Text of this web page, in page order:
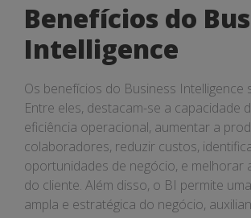
Benefícios do
Intelligence
Os benefícios do Business Intelligence
Entre eles, destacam-se a capacidade
eficiência operacional, aumentar a
colaboradores, reduzir custos,
oportunidades de negócio, e melhorar
do cliente. Além disso, o BI permite
ampla e estratégica do negócio,